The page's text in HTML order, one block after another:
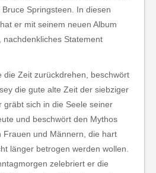
Springsteen. In diesen
er mit seinem neuen Album
nachdenkliches Statement
die Zeit zurückdrehen, beschwört
die gute alte Zeit der siebziger
gräbt sich in die Seele seiner
und beschwört den Mythos
Frauen und Männern, die hart
länger betrogen werden wollen.
zelebriert er die